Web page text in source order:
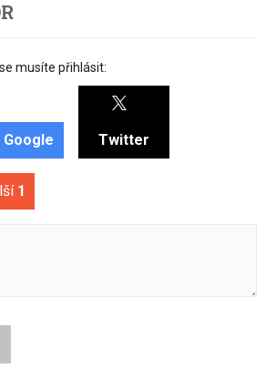
musíte přihlásit:
Google Twitter
1